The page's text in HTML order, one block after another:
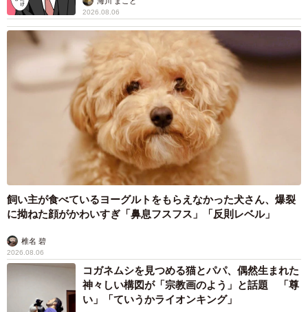
2026.08.06
飼い主が食べているヨーグルトをもらえなかった犬さん、爆裂
に拗ねた顔がかわいすぎ「鼻息フスフス」「反則レベル」
椎名 碧
2026.08.06
コガネムシを見つめる猫とパパ、偶然生まれた
神々しい構図が「宗教画のよう」と話題 「尊
い」「ていうかライオンキング」